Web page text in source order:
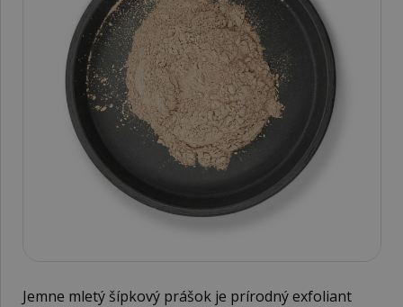
Jemne mletý šípkový prášok je prírodný exfoliant